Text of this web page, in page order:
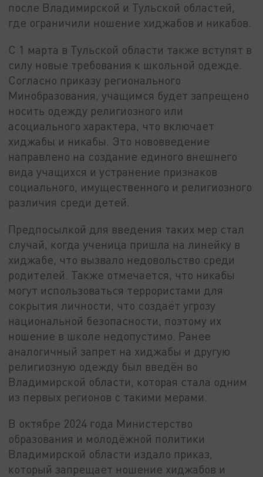
после Владимирской и Тульской областей,
где ограничили ношение хиджабов и никабов.
С 1 марта в Тульской области также вступят в
силу новые требования к школьной одежде.
Согласно приказу регионального
Минобразования, учащимся будет запрещено
носить одежду религиозного или
асоциального характера, что включает
хиджабы и никабы. Это нововведение
направлено на создание единого внешнего
вида учащихся и устранение признаков
социального, имущественного и религиозного
различия среди детей.
Предпосылкой для введения таких мер стал
случай, когда ученица пришла на линейку в
хиджабе, что вызвало недовольство среди
родителей. Также отмечается, что никабы
могут использоваться террористами для
сокрытия личности, что создаёт угрозу
национальной безопасности, поэтому их
ношение в школе недопустимо. Ранее
аналогичный запрет на хиджабы и другую
религиозную одежду был введён во
Владимирской области, которая стала одним
из первых регионов с такими мерами.
В октябре 2024 года Министерство
образования и молодёжной политики
Владимирской области издало приказ,
который запрещает ношение хиджабов и